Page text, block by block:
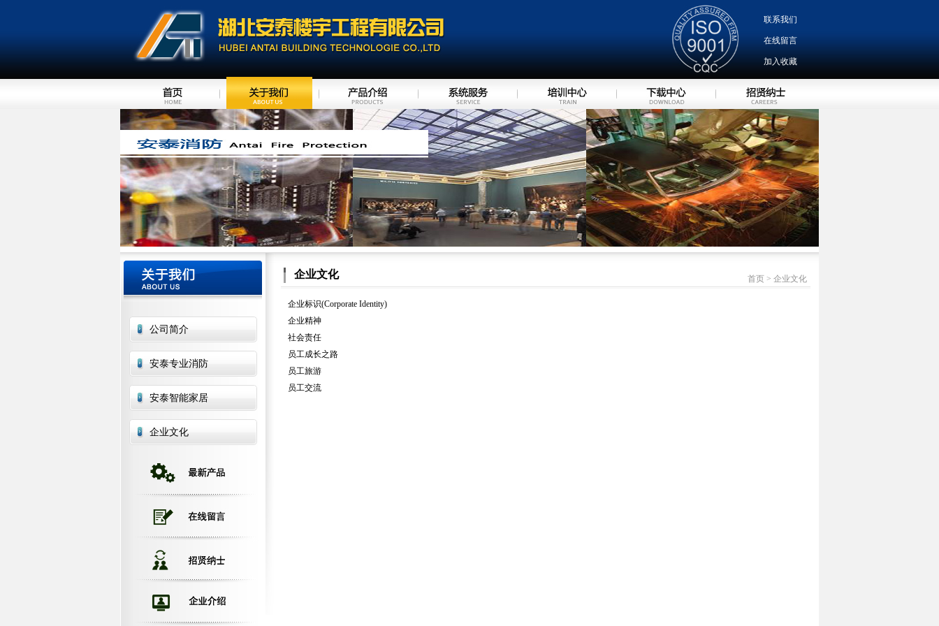
联系我们
在线留言
加入收藏
公司简介
安泰专业消防
安泰智能家居
企业文化
首页 > 企业文化
企业文化
企业标识(Corporate Identity)
企业精神
社会责任
员工成长之路
员工旅游
员工交流